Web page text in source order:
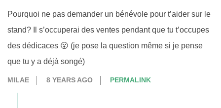
Pourquoi ne pas demander un bénévole pour t’aider sur le
stand? Il s’occuperai des ventes pendant que tu t’occupes
des dédicaces 😮 (je pose la question même si je pense
que tu y a déjà songé)
MILAE 8 YEARS AGO PERMALINK